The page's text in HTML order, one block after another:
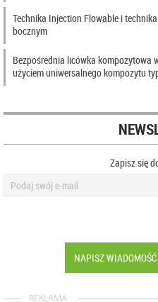
Technika Injection Flowable i
bocznym
Bezpośrednia licówka kompozytowa
użyciem uniwersalnego kompozytu
Zapisz się
NAPISZ
REKLAMA